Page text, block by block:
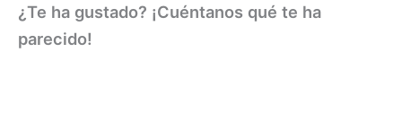
¿Te ha gustado? ¡Cuéntanos qué te ha
parecido!